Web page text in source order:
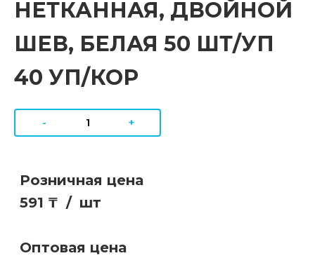
НЕТКАННАЯ, ДВОЙНОЙ
ШЕВ, БЕЛАЯ 50 ШТ/УП
40 УП/КОР
- +
Розничная цена
591 ₸ / шт
Оптовая цена